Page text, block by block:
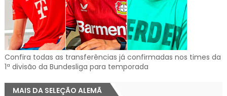
Confira todas as transferências já confirmadas nos times da
1ª divisão da Bundesliga para temporada
MAIS DA SELEÇÃO ALEMÃ